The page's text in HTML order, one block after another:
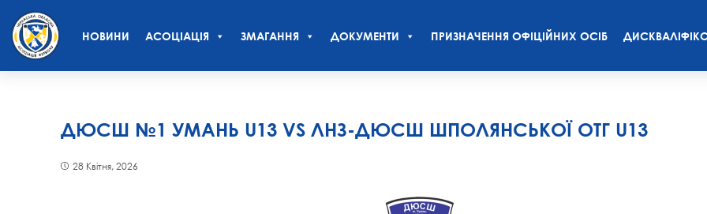
НОВИНИ АСОЦІАЦІЯ ЗМАГАННЯ ДОКУМЕНТИ ПРИЗНАЧЕННЯ ОФІЦІЙНИХ ОСІБ
ДЮСШ №1 УМАНЬ U13 VS ЛНЗ-ДЮСШ ШПОЛЯНСЬКОЇ ОТГ U13
28 Квітня, 2026